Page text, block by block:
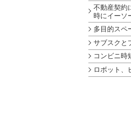
不動産契約
時にイーソ
多目的スペ
サブスクと
コンビニ時
ロボット、